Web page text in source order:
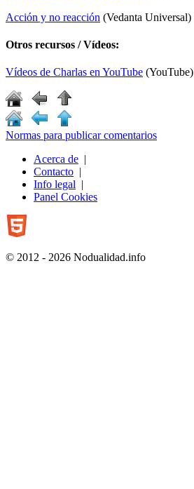
Acción y no reacción (Vedanta Universal)
Otros recursos / Vídeos:
Vídeos de Charlas en YouTube (YouTube)
Normas para publicar comentarios
Acerca de |
Contacto |
Info legal |
Panel Cookies
© 2012 - 2026 Nodualidad.info